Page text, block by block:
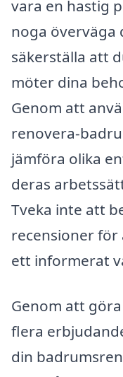
vara en hastig
noga överväga
säkerställa att
möter dina
Genom att
renovera-
jämföra olika
deras
Tveka inte att
recensioner
ett informerat
Genom att
flera
din